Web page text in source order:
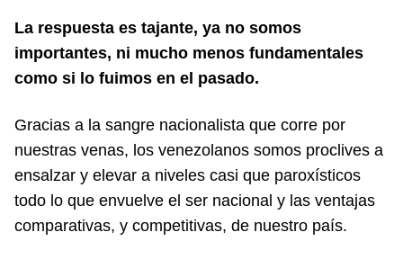
La respuesta es tajante, ya no somos
importantes, ni mucho menos fundamentales
como si lo fuimos en el pasado.
Gracias a la sangre nacionalista que corre por
nuestras venas, los venezolanos somos proclives a
ensalzar y elevar a niveles casi que paroxísticos
todo lo que envuelve el ser nacional y las ventajas
comparativas, y competitivas, de nuestro país.